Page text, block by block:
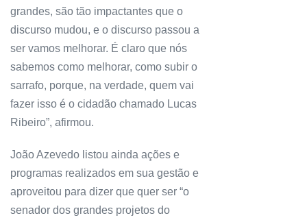
grandes, são tão impactantes que o
discurso mudou, e o discurso passou a
ser vamos melhorar. É claro que nós
sabemos como melhorar, como subir o
sarrafo, porque, na verdade, quem vai
fazer isso é o cidadão chamado Lucas
Ribeiro”, afirmou.
João Azevedo listou ainda ações e
programas realizados em sua gestão e
aproveitou para dizer que quer ser “o
senador dos grandes projetos do